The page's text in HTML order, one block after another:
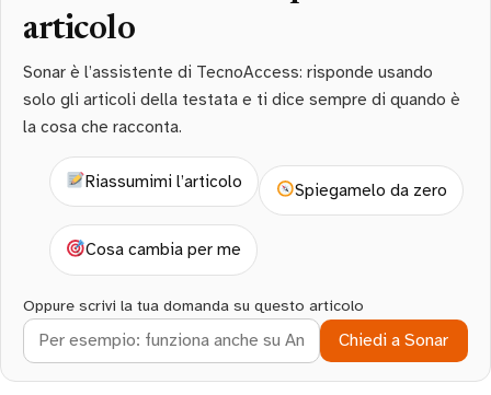
articolo
Sonar è l’assistente di TecnoAccess: risponde usando
solo gli articoli della testata e ti dice sempre di quando è
la cosa che racconta.
Riassumimi l’articolo Spiegamelo da zero
Cosa cambia per me
Oppure scrivi la tua domanda su questo articolo
Chiedi a Sonar